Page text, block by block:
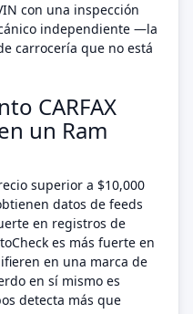
con una inspección
independiente —la
carrocería que no está
CARFAX
un Ram
superior a $10,000
datos de feeds
en registros de
es más fuerte en
en una marca de
en sí mismo es
detecta más que